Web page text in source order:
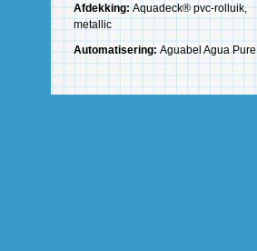
Afdekking:Aquadeck® pvc-rolluik,
metallic
Automatisering:Aguabel Agua Pure